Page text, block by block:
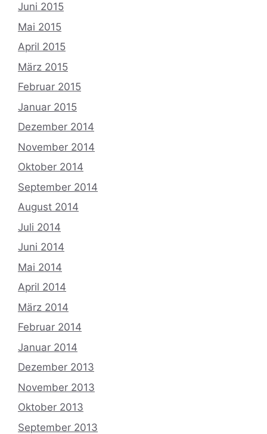
Juni 2015
Mai 2015
April 2015
März 2015
Februar 2015
Januar 2015
Dezember 2014
November 2014
Oktober 2014
September 2014
August 2014
Juli 2014
Juni 2014
Mai 2014
April 2014
März 2014
Februar 2014
Januar 2014
Dezember 2013
November 2013
Oktober 2013
September 2013